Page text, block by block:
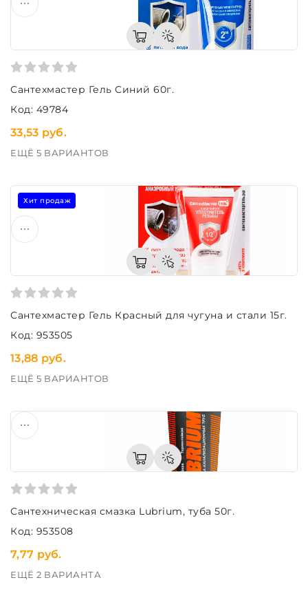
Сантехмастер Гель Синий 60г.
Код: 49784
33,53 руб.
ЕЩЁ 5 ВАРИАНТОВ
Хит продаж
Сантехмастер Гель Красный для чугуна и стали 15г.
Код: 953505
13,88 руб.
ЕЩЁ 5 ВАРИАНТОВ
Сантехническая смазка Lubrium, туба 50г.
Код: 953508
7,77 руб.
ЕЩЁ 2 ВАРИАНТА